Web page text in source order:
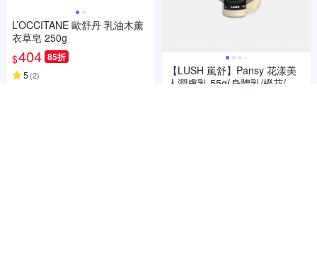
L’OCCITANE 歐舒丹 乳油木薰
衣草皂 250g
$404 85折
5 (2)
【LUSH 嵐舒】Pansy 花漾美
人潤膚乳 55g(身體乳/橙花/柑